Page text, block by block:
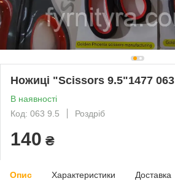
Ножиці "Scissors 9.5"1477 063
В наявності
Код: 063 9.5
Роздріб
140 ₴
Опис Характеристики Доставка